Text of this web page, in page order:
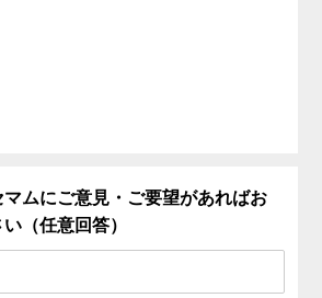
ムにご意見・ご要望があればお
（任意回答）